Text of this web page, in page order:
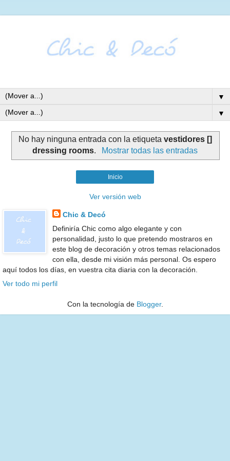
▼
▼
No hay ninguna entrada con la etiqueta vestidores []
dressing rooms. Mostrar todas las entradas
Inicio
Ver versión web
Chic & Decó
Definiría Chic como algo elegante y con
personalidad, justo lo que pretendo mostraros en
este blog de decoración y otros temas relacionados
con ella, desde mi visión más personal. Os espero
aquí todos los días, en vuestra cita diaria con la decoración.
Ver todo mi perfil
Con la tecnología de Blogger.